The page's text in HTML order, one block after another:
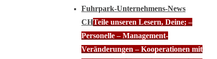
Fuhrpark-Unternehmens-News
CHTeile unseren Lesern, Deine; –
Personelle – Management-
Veränderungen – Kooperationen mit